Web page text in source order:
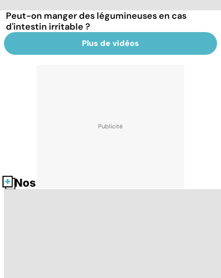
Peut-on manger des légumineuses en cas
d'intestin irritable ?
Plus de vidéos
Nos fiches santé